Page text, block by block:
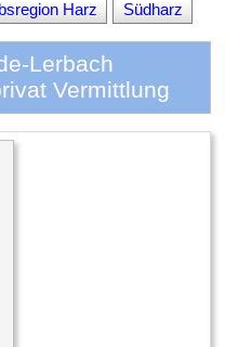
Harz Südharz
Lerbach
Vermittlung